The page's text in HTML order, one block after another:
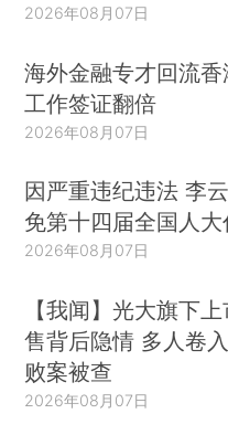
2026年08月07日
海外金融专才回流
工作签证翻倍
2026年08月07日
因严重违纪违法 李
免第十四届全国人
2026年08月07日
【我闻】光大旗下
售背后隐情 多人卷
败案被查
2026年08月07日